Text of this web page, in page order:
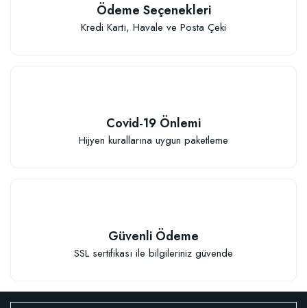
Ödeme Seçenekleri
Kredi Kartı, Havale ve Posta Çeki
Covid-19 Önlemi
Hijyen kurallarına uygun paketleme
Güvenli Ödeme
SSL sertifikası ile bilgileriniz güvende